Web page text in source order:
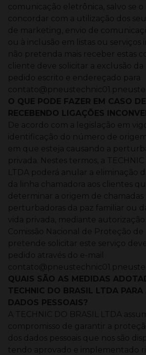
comunicação eletrônica, salvo se o
concordar com a utilização dos
de marketing, envio de
ou à inclusão em listas ou serviços
não pretenda mais receber estas
cliente deve solicitar a exclusão
pedido escrito e endereçado para
O QUE PODE FAZER EM CASO
RECEBENDO LIGAÇÕES
De acordo com a legislação em
identificação do número de origem
em que esteja causando a
privada. Nestes termos, a
LTDA poderá anular a eliminação
da linha chamadora aos clientes
determinar a origem de chamadas
perturbadoras da paz familiar ou
vida privada, mediante
Comissão Nacional de Proteção de
pretende solicitar este serviço
pedido através do e-mail
QUAIS SÃO AS MEDIDAS
TECHNIC DO BRASIL LTDA PARA
DADOS PESSOAIS?
A TECHNIC DO BRASIL LTDA
compromisso de garantir a
dos dados pessoais que nos são
tendo aprovado e implementado